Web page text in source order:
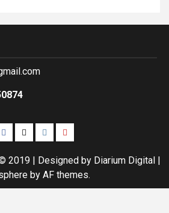
Facebook
TwitterInstagramYoutube
2019 | Designed by Diarium Digital |
by AF themes.